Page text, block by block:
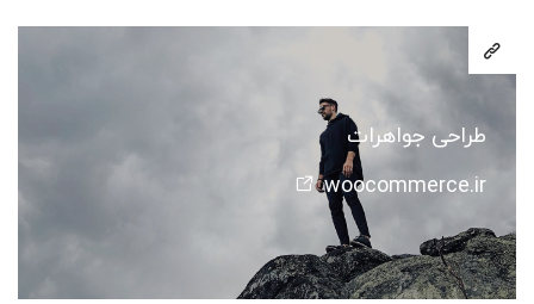
طراحی جواهرات
woocommerce.ir